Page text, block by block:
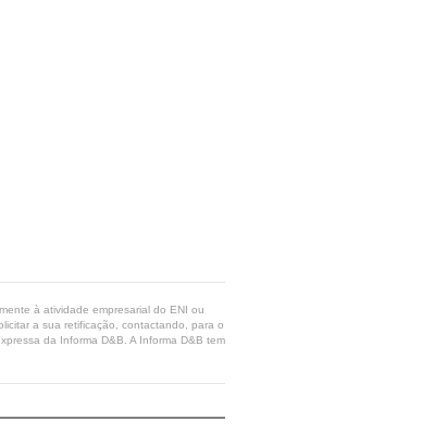
à atividade empresarial do ENI ou
a sua retificação, contactando, para o
da Informa D&B. A Informa D&B tem